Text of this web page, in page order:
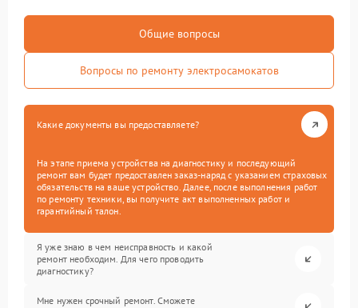
Общие вопросы
Вопросы по ремонту электросамокатов
Какие документы вы предоставляете?
На этапе приема устройства на диагностику и последующий
ремонт вам будет предоставлен заказ-наряд с указанием страховых
обязательств на ваше устройство. Далее, после выполнения работ
по ремонту техники, вы получите акт выполненных работ и
гарантийный талон.
Я уже знаю в чем неисправность и какой
ремонт необходим. Для чего проводить
диагностику?
Мне нужен срочный ремонт. Сможете